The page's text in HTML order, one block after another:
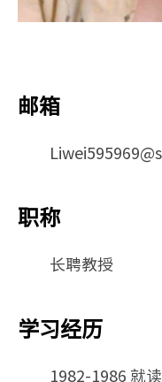
邮箱
职称
长聘教授
学习经历
1982-1986 就